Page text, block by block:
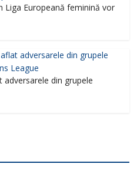
Liga Europeană feminină vor
adversarele din grupele